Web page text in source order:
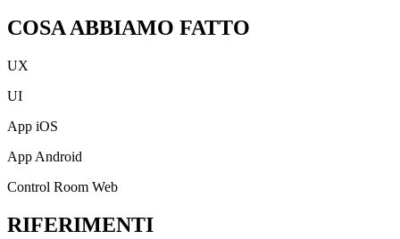
COSA ABBIAMO FATTO
UX
UI
App iOS
App Android
Control Room Web
RIFERIMENTI